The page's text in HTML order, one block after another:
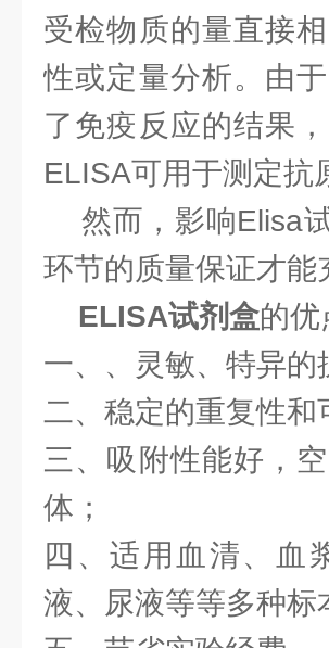
受检物质的量直接
性或定量分析。由
了免疫反应的结果
ELISA可用于测定
然而，影响Elisa
环节的质量保证才
ELISA试剂盒的优
一、、灵敏、特异的
二、稳定的重复性和
三、吸附性能好，
体；
四、适用血清、血
液、尿液等等多种标